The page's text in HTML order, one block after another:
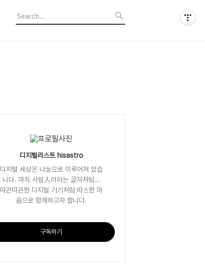
디지털리스트 hisastro
디지털 세상은 나눔으로 이루어져 있습
니다. 마치 사람人이라는 글자처럼...
따끈따끈한 디지털 기기처럼 따스한 마
음으로 함께하고자 합니다.
구독하기